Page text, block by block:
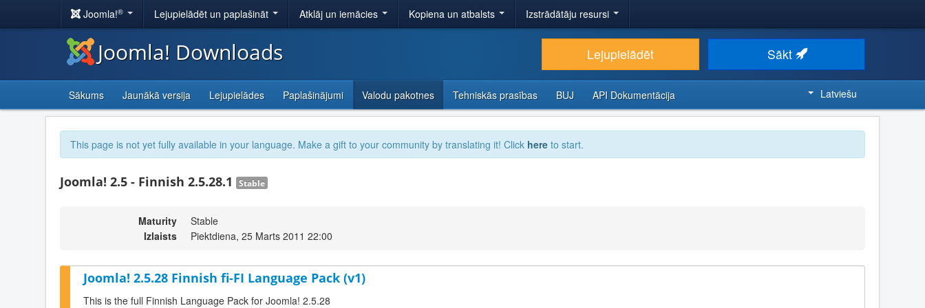
Joomla!® Lejupielādēt un paplašināt Atklāj un iemācies Kopiena un atbalsts Izstrādātāju resursi
Joomla! Downloads Lejupielādēt Sākt
Sākums Jaunākā versija Lejupielādes Paplašinājumi Valodu pakotnes Tehniskās prasības BUJ API Dokumentācija Latviešu
This page is not yet fully available in your language. Make a gift to your community by translating it! Click here to start.
Joomla! 2.5 - Finnish 2.5.28.1 Stable
Maturity
Stable
Izlaists
Piektdiena, 25 Marts 2011 22:00
Joomla! 2.5.28 Finnish fi-FI Language Pack (v1)
This is the full Finnish Language Pack for Joomla! 2.5.28